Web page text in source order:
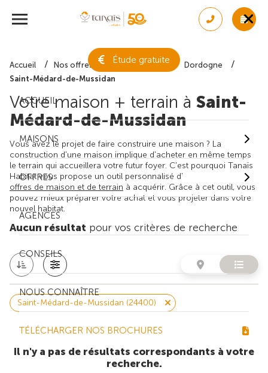
Étude gratuite
ACCUEIL
MAISONS
OFFRES
AGENCES
CONSEILS
NOUS CONNAÎTRE
TÉLÉCHARGER NOS BROCHURES
Accueil Nos offres de maison + terrain
Dordogne
Saint-Médard-de-Mussidan
Votre maison + terrain à Saint-
Médard-de-Mussidan
Vous avez le projet de faire construire une maison ? La
construction d'une maison implique d'acheter en même temps
le terrain qui accueillera votre futur foyer. C'est pourquoi Tanaïs
Habitat vous propose un outil personnalisé d'
offres de maison et de terrain à acquérir. Grâce à cet outil, vous
pouvez mieux préparer votre achat et vous projeter dans votre
nouvel habitat.
Aucun résultat pour vos critères de recherche
Saint-Médard-de-Mussidan (24400)
Il n'y a pas de résultats correspondants à votre
recherche.